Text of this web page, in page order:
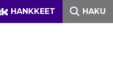
DIAKONIA-
HANKKEET HAKU